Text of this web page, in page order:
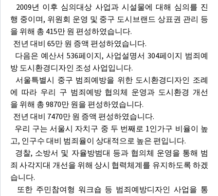
2009년 이후 심의대상 사업과 시설물에 대해 심의를 진
행 중이며, 위원회 운영 및 중구 도시브랜드 상표권 관리 등
을 위해 총 415만 원 편성하였습니다.
전년 대비 65만 원 증액 편성하였습니다.
다음은 예산서 536페이지, 사업설명서 304페이지 범죄예
방 도시환경디자인 조성 사업입니다.
서울특별시 중구 범죄예방을 위한 도시환경디자인 조례
에 따라 우리 구 범죄예방 협의체 운영과 도시환경 개선
을 위해 총 9870만 원을 편성하였습니다.
전년 대비 7470만 원 증액 편성하였습니다.
우리 구는 서울시 자치구 중 두 번째로 1인가구 비율이 높
고, 인구수 대비 범죄율이 상대적으로 높은 편입니다.
경찰, 소방서 및 자율방범대 등과 협의체 운영을 통해 범
죄 사각지대 개선을 위해 상시 협력체계를 유지하도록 하겠
습니다.
또한 주민참여형 워크숍 등 범죄예방디자인 사업을 통